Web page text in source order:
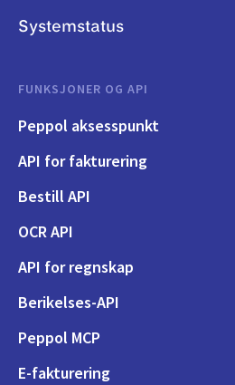
Systemstatus
FUNKSJONER OG API
Peppol aksesspunkt
API for fakturering
Bestill API
OCR API
API for regnskap
Berikelses-API
Peppol MCP
E-fakturering